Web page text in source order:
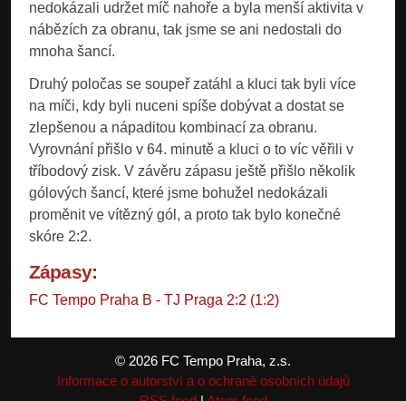
nedokázali udržet míč nahoře a byla menší aktivita v
nábězích za obranu, tak jsme se ani nedostali do
mnoha šancí.
Druhý poločas se soupeř zatáhl a kluci tak byli více
na míči, kdy byli nuceni spíše dobývat a dostat se
zlepšenou a nápaditou kombinací za obranu.
Vyrovnání přišlo v 64. minutě a kluci o to víc věřili v
tříbodový zisk. V závěru zápasu ještě přišlo několik
gólových šancí, které jsme bohužel nedokázali
proměnit ve vítězný gól, a proto tak bylo konečné
skóre 2:2.
Zápasy:
FC Tempo Praha B - TJ Praga 2:2 (1:2)
© 2026 FC Tempo Praha, z.s.
Informace o autorství a o ochraně osobních údajů